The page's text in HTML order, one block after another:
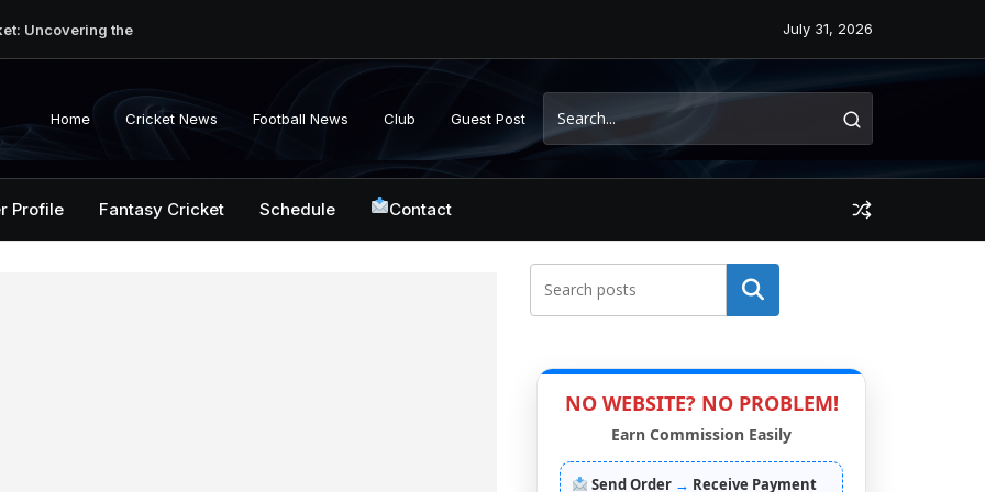
Uncovering the
to-Head Record
National Cricket
Records &
National
Battles &
July 31, 2026
Home Cricket News Football News Club Guest Post
Profile Fantasy Cricket Schedule Contact
Search
NO WEBSITE? NO PROBLEM!
Earn Commission Easily
Send Order → Receive Payment